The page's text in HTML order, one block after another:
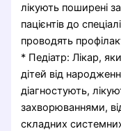
лікують поширені
пацієнтів до
проводять
* Педіатр: Лікар,
дітей від
діагностують,
захворюваннями,
складних